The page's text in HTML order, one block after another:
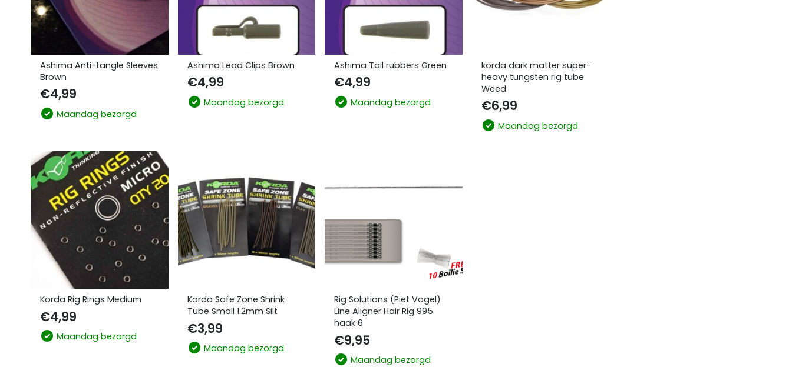
Ashima Anti-tangle Sleeves
Brown
€4,99
Maandag bezorgd
Ashima Lead Clips Brown
€4,99
Maandag bezorgd
Ashima Tail rubbers Green
€4,99
Maandag bezorgd
korda dark matter super-
heavy tungsten rig tube
Weed
€6,99
Maandag bezorgd
Korda Rig Rings Medium
€4,99
Maandag bezorgd
Korda Safe Zone Shrink
Tube Small 1.2mm Silt
€3,99
Maandag bezorgd
Rig Solutions (Piet Vogel)
Line Aligner Hair Rig 995
haak 6
€9,95
Maandag bezorgd